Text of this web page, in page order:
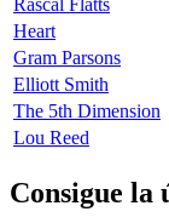
Rascal Flatts
Heart
Gram Parsons
Elliott Smith
The 5th Dimension
Lou Reed
Consigue